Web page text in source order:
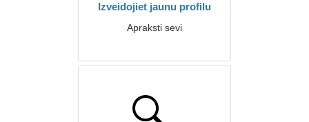
Izveidojiet jaunu profilu
Apraksti sevi